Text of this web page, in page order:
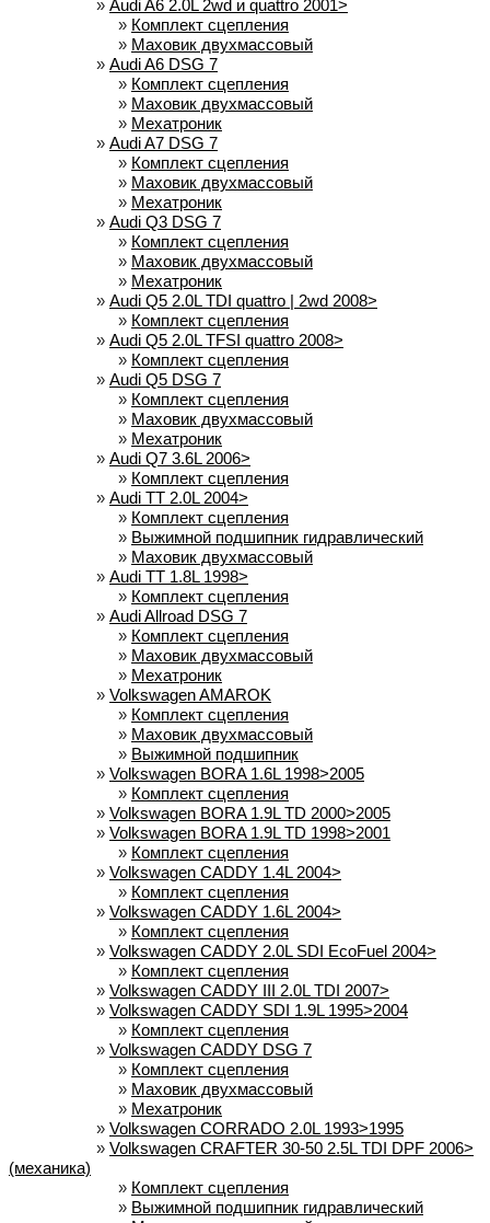
» Audi A6 2.0L 2wd и quattro 2001>
» Комплект сцепления
» Маховик двухмассовый
» Audi A6 DSG 7
» Комплект сцепления
» Маховик двухмассовый
» Мехатроник
» Audi A7 DSG 7
» Комплект сцепления
» Маховик двухмассовый
» Мехатроник
» Audi Q3 DSG 7
» Комплект сцепления
» Маховик двухмассовый
» Мехатроник
» Audi Q5 2.0L TDI quattro | 2wd 2008>
» Комплект сцепления
» Audi Q5 2.0L TFSI quattro 2008>
» Комплект сцепления
» Audi Q5 DSG 7
» Комплект сцепления
» Маховик двухмассовый
» Мехатроник
» Audi Q7 3.6L 2006>
» Комплект сцепления
» Audi TT 2.0L 2004>
» Комплект сцепления
» Выжимной подшипник гидравлический
» Маховик двухмассовый
» Audi TT 1.8L 1998>
» Комплект сцепления
» Audi Allroad DSG 7
» Комплект сцепления
» Маховик двухмассовый
» Мехатроник
» Volkswagen AMAROK
» Комплект сцепления
» Маховик двухмассовый
» Выжимной подшипник
» Volkswagen BORA 1.6L 1998>2005
» Комплект сцепления
» Volkswagen BORA 1.9L TD 2000>2005
» Volkswagen BORA 1.9L TD 1998>2001
» Комплект сцепления
» Volkswagen CADDY 1.4L 2004>
» Комплект сцепления
» Volkswagen CADDY 1.6L 2004>
» Комплект сцепления
» Volkswagen CADDY 2.0L SDI EcoFuel 2004>
» Комплект сцепления
» Volkswagen CADDY III 2.0L TDI 2007>
» Volkswagen CADDY SDI 1.9L 1995>2004
» Комплект сцепления
» Volkswagen CADDY DSG 7
» Комплект сцепления
» Маховик двухмассовый
» Мехатроник
» Volkswagen CORRADO 2.0L 1993>1995
» Volkswagen CRAFTER 30-50 2.5L TDI DPF 2006>
(механика)
» Комплект сцепления
» Выжимной подшипник гидравлический